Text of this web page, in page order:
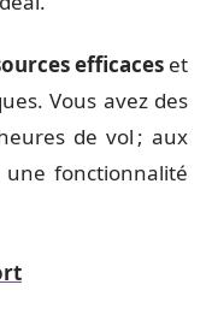
efficaceset
Vous avez des
de vol ; aux
fonctionnalité